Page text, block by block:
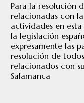
Para la resolución
relacionadas con
actividades en
la legislación
expresamente las
resolución de
relacionados con
Salamanca